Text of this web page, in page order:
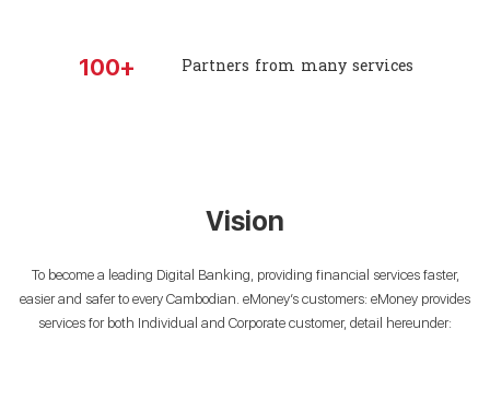
100+ Partners from many services
Vision
To become a leading Digital Banking, providing financial services faster,
easier and safer to every Cambodian. eMoney’s customers: eMoney provides
services for both Individual and Corporate customer, detail hereunder: